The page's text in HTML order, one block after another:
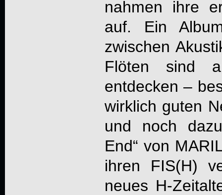
nahmen ihre
auf. Ein
zwischen
Flöten sind
entdecken –
wirklich guten
und noch
End“ von
ihren FIS(H)
neues H-